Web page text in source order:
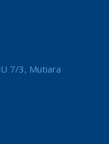
7/3, Mutiara